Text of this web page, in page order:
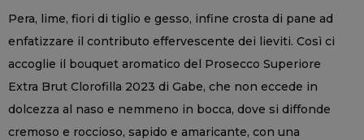
Pera, lime, fiori di tiglio e gesso, infine crosta di pane ad
enfatizzare il contributo effervescente dei lieviti. Così ci
accoglie il bouquet aromatico del Prosecco Superiore
Extra Brut Clorofilla 2023 di Gabe, che non eccede in
dolcezza al naso e nemmeno in bocca, dove si diffonde
cremoso e roccioso, sapido e amaricante, con una